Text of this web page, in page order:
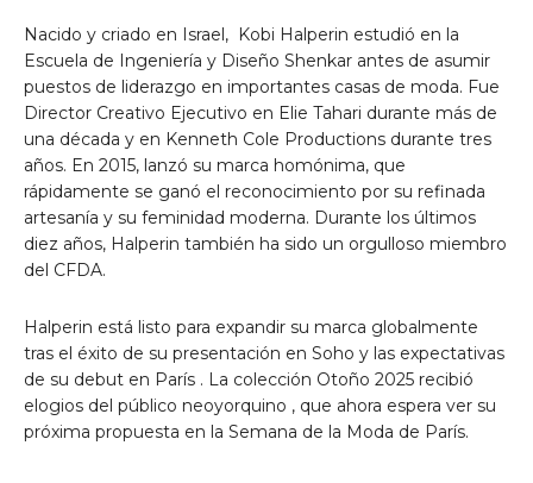
Nacido y criado en Israel, Kobi Halperin estudió en la
Escuela de Ingeniería y Diseño Shenkar antes de asumir
puestos de liderazgo en importantes casas de moda. Fue
Director Creativo Ejecutivo en Elie Tahari durante más de
una década y en Kenneth Cole Productions durante tres
años. En 2015, lanzó su marca homónima, que
rápidamente se ganó el reconocimiento por su refinada
artesanía y su feminidad moderna. Durante los últimos
diez años, Halperin también ha sido un orgulloso miembro
del CFDA.
Halperin está listo para expandir su marca globalmente
tras el éxito de su presentación en Soho y las expectativas
de su debut en París . La colección Otoño 2025 recibió
elogios del público neoyorquino , que ahora espera ver su
próxima propuesta en la Semana de la Moda de París.